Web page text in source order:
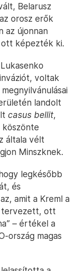
Belarusz
orosz erők
az újonnan
képezték ki.
voltak
landolt
casus bellit,
köszönte
általa vélt
Minszknek.
legkésőbb
és
amit a Kreml a
tervezett, ott
– értékel a
ország magas